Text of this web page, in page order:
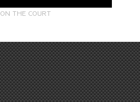
ON THE COURT